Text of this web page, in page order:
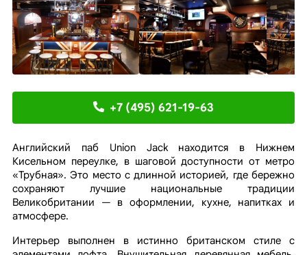
+7 (495) 621-19-63
Английский паб Union Jack находится в Нижнем
Кисельном переулке, в шаговой доступности от метро
«Трубная». Это место с длинной историей, где бережно
сохраняют лучшие национальные традиции
Великобритании — в оформлении, кухне, напитках и
атмосфере.
Интерьер выполнен в истинно британском стиле с